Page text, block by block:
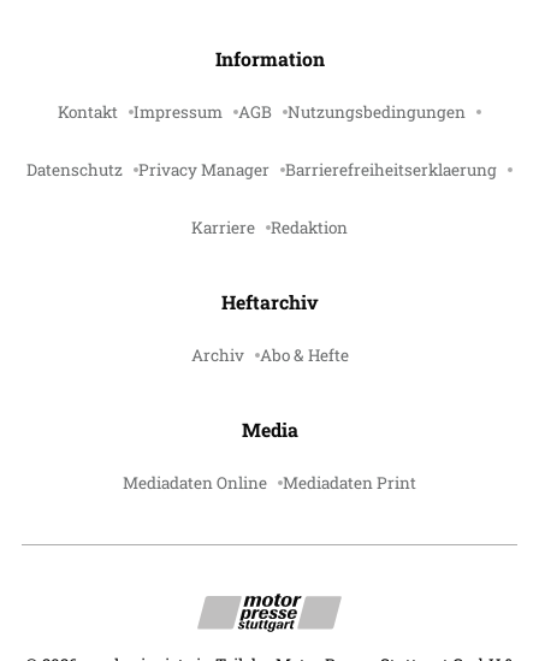
Information
Kontakt Impressum AGB Nutzungsbedingungen
Datenschutz Privacy Manager Barrierefreiheitserklaerung
Karriere Redaktion
Heftarchiv
Archiv Abo & Hefte
Media
Mediadaten Online Mediadaten Print